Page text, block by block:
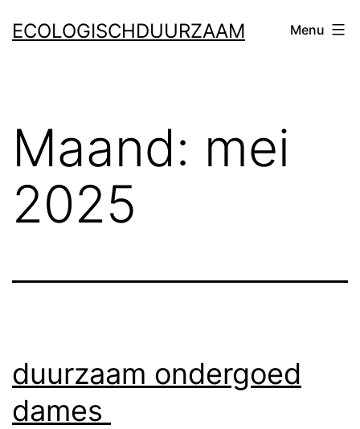
naar
ECOLOGISCHDUURZAAM Menu
Maand: mei
2025
duurzaam ondergoed
dames